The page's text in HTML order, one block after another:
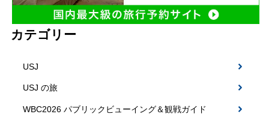
カテゴリー
USJ
USJ の旅
WBC2026 パブリックビューイング＆観戦ガイド